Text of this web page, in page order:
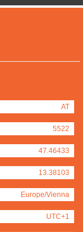
AT
5522
47.46433
13.38103
Europe/Vienna
UTC+1